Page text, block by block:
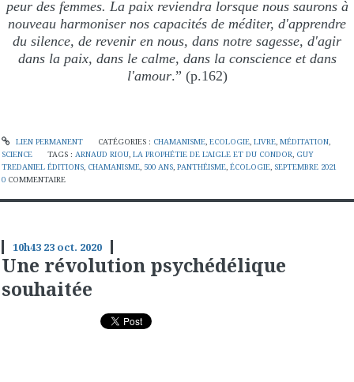
peur des femmes. La paix reviendra lorsque nous saurons à
nouveau harmoniser nos capacités de méditer, d'apprendre
du silence, de revenir en nous, dans notre sagesse, d'agir
dans la paix, dans le calme, dans la conscience et dans
l'amour.” (p.162)
LIEN PERMANENT CATÉGORIES : CHAMANISME, ECOLOGIE, LIVRE, MÉDITATION,
SCIENCE
TAGS :ARNAUD RIOU,LA PROPHÉTIE DE L'AIGLE ET DU CONDOR, GUY
TREDANIEL ÉDITIONS, CHAMANISME, 500 ANS, PANTHÉISME, ÉCOLOGIE, SEPTEMBRE 2021
0 COMMENTAIRE
10h43 23 oct. 2020
Une révolution psychédélique
souhaitée